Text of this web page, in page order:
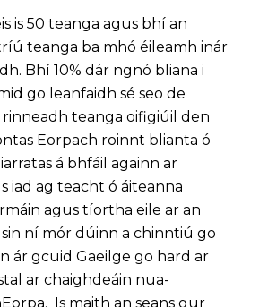
is 50 teanga agus bhí an
teanga ba mhó éileamh inár
Bhí 10% dár ngnó bliana i
go leanfaidh sé seo de
rinneadh teanga oifigiúil den
Eorpach roinnt blianta ó
á bhfáil againn ar
iad ag teacht ó áiteanna
agus tíortha eile ar an
ní mór dúinn a chinntiú go
ár gcuid Gaeilge go hard ar
ar chaighdeáin nua-
Is maith an seans gur